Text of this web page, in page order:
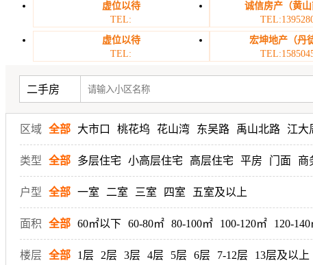
虚位以待
TEL:
诚信房产（黄山
虚位以待
TEL:
宏坤地产（丹
二手房
区域 全部 大市口 桃花坞 花山湾 东吴路 禹山北路 江大
类型 全部 多层住宅 小高层住宅 高层住宅 平房 门面 商
户型 全部 一室 二室 三室 四室 五室及以上
面积 全部 60㎡以下 60-80㎡ 80-100㎡ 100-120㎡ 120-
楼层 全部 1层 2层 3层 4层 5层 6层 7-12层 13层及以上